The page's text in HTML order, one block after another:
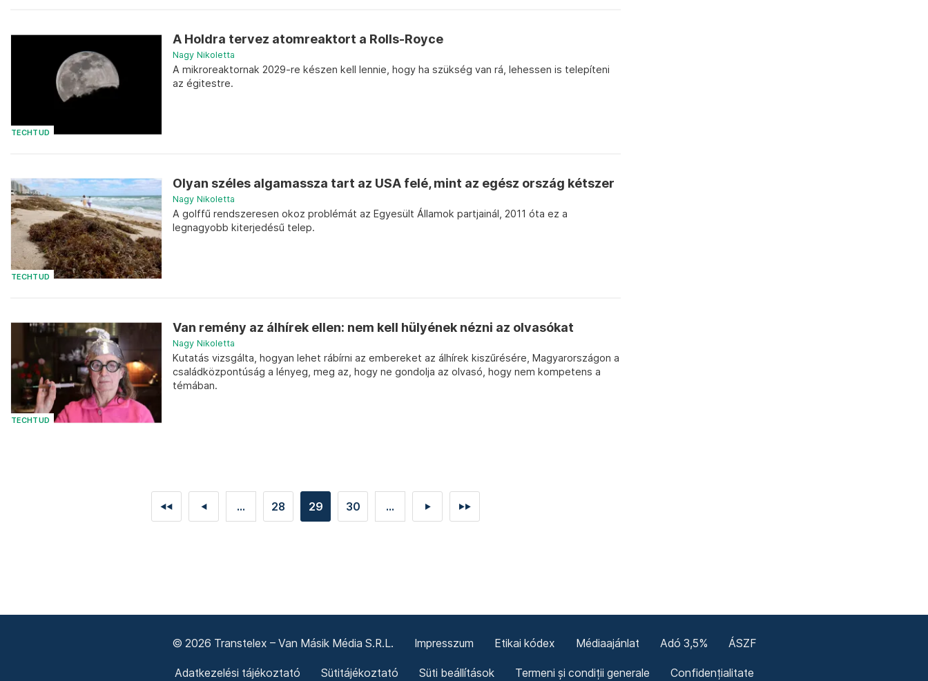
TECHTUD
A Holdra tervez atomreaktort a Rolls-Royce
Nagy Nikoletta
A mikroreaktornak 2029-re készen kell lennie, hogy ha szükség van rá, lehessen is telepíteni
az égitestre.
TECHTUD
Olyan széles algamassza tart az USA felé, mint az egész ország kétszer
Nagy Nikoletta
A golffű rendszeresen okoz problémát az Egyesült Államok partjainál, 2011 óta ez a
legnagyobb kiterjedésű telep.
TECHTUD
Van remény az álhírek ellen: nem kell hülyének nézni az olvasókat
Nagy Nikoletta
Kutatás vizsgálta, hogyan lehet rábírni az embereket az álhírek kiszűrésére, Magyarországon a
családközpontúság a lényeg, meg az, hogy ne gondolja az olvasó, hogy nem kompetens a
témában.
◄◄ ◄ ... 28 29 30 ... ► ►►
© 2026 Transtelex – Van Másik Média S.R.L. Impresszum Etikai kódex Médiaajánlat Adó 3,5% ÁSZF
Adatkezelési tájékoztató Sütitájékoztató Süti beállítások Termeni și condiții generale Confidențialitate